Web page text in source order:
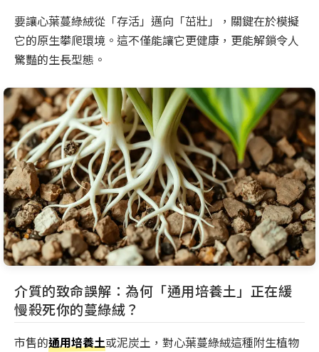
要讓心葉蔓綠絨從「存活」邁向「茁壯」，關鍵在於模擬
它的原生攀爬環境。這不僅能讓它更健康，更能解鎖令人
驚豔的生長型態。
介質的致命誤解：為何「通用培養土」正在緩
慢殺死你的蔓綠絨？
市售的通用培養土或泥炭土，對心葉蔓綠絨這種附生植物